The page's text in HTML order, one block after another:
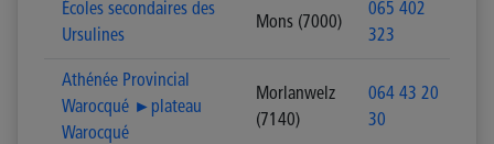
Écoles secondaires des
Ursulines
Mons (7000)
065 402
323
Athénée Provincial
Warocqué ►plateau
Warocqué
Morlanwelz
(7140)
064 43 20
30